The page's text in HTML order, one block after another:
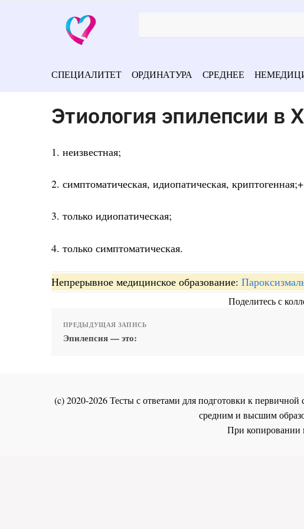
СПЕЦИАЛИТЕТ ОРДИНАТУРА СРЕДНЕЕ
Этиология эпилепсии в
1. неизвестная;
2. симптоматическая, идиопатическая, криптогенная;+
3. только идиопатическая;
4. только симптоматическая.
Непрерывное медицинское образование:
Поделитесь с
ПРЕДЫДУЩАЯ ЗАПИСЬ
Эпилепсия — это:
(c) 2020-2026 Тесты с ответами для подготовки к
средним и высшим
При копировании